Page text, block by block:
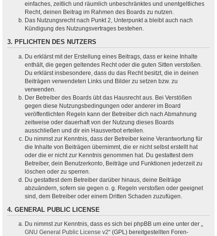
einfaches, zeitlich und räumlich unbeschränktes und unentgeltliches
Recht, deinen Beitrag im Rahmen des Boards zu nutzen.
Das Nutzungsrecht nach Punkt 2, Unterpunkt a bleibt auch nach
Kündigung des Nutzungsvertrages bestehen.
3. PFLICHTEN DES NUTZERS
Du erklärst mit der Erstellung eines Beitrags, dass er keine Inhalte
enthält, die gegen geltendes Recht oder die guten Sitten verstoßen.
Du erklärst insbesondere, dass du das Recht besitzt, die in deinen
Beiträgen verwendeten Links und Bilder zu setzen bzw. zu
verwenden.
Der Betreiber des Boards übt das Hausrecht aus. Bei Verstößen
gegen diese Nutzungsbedingungen oder anderer im Board
veröffentlichten Regeln kann der Betreiber dich nach Abmahnung
zeitweise oder dauerhaft von der Nutzung dieses Boards
ausschließen und dir ein Hausverbot erteilen.
Du nimmst zur Kenntnis, dass der Betreiber keine Verantwortung für
die Inhalte von Beiträgen übernimmt, die er nicht selbst erstellt hat
oder die er nicht zur Kenntnis genommen hat. Du gestattest dem
Betreiber, dein Benutzerkonto, Beiträge und Funktionen jederzeit zu
löschen oder zu sperren.
Du gestattest dem Betreiber darüber hinaus, deine Beiträge
abzuändern, sofern sie gegen o. g. Regeln verstoßen oder geeignet
sind, dem Betreiber oder einem Dritten Schaden zuzufügen.
4. GENERAL PUBLIC LICENSE
Du nimmst zur Kenntnis, dass es sich bei phpBB um eine unter der „
GNU General Public License v2“ (GPL) bereitgestellten Foren-